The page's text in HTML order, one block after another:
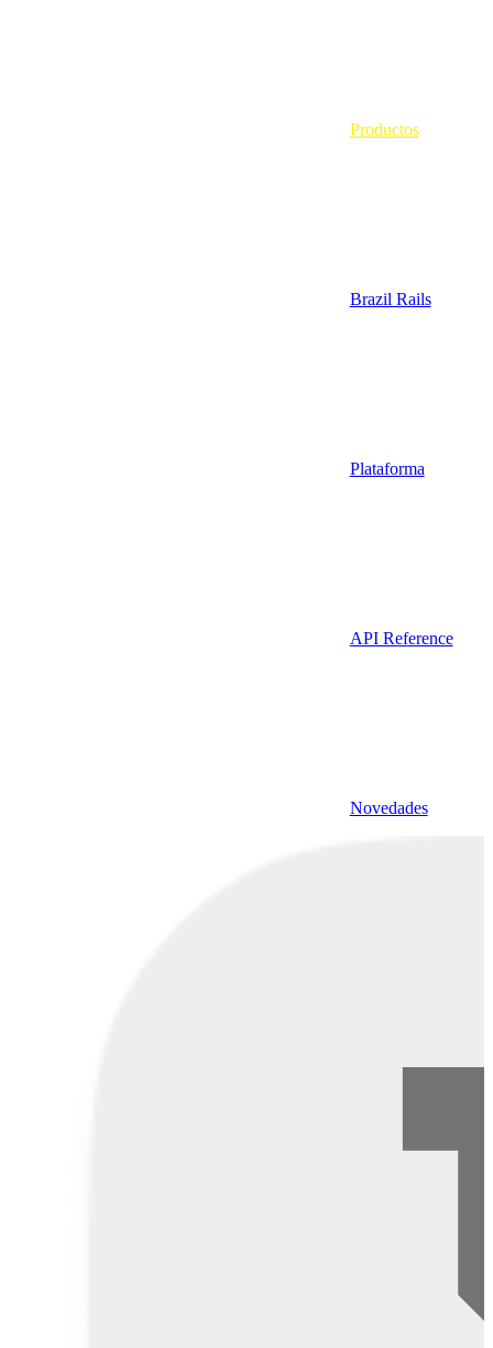
Productos
Brazil Rails
Plataforma
API Reference
Novedades